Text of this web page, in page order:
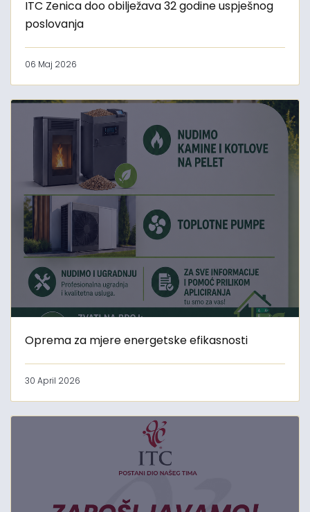
ITC Zenica doo obilježava 32 godine uspješnog
poslovanja
06 Maj 2026
Oprema za mjere energetske efikasnosti
30 April 2026